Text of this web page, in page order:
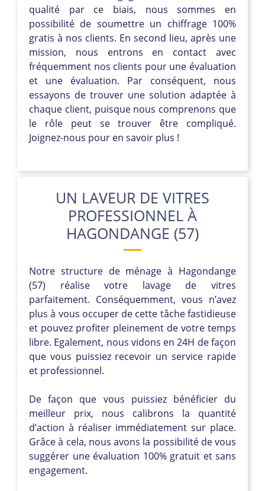
qualité par ce biais, nous sommes en
possibilité de soumettre un chiffrage 100%
gratis à nos clients. En second lieu, après une
mission, nous entrons en contact avec
fréquemment nos clients pour une évaluation
et une évaluation. Par conséquent, nous
essayons de trouver une solution adaptée à
chaque client, puisque nous comprenons que
le rôle peut se trouver être compliqué.
Joignez-nous pour en savoir plus !
UN LAVEUR DE VITRES
PROFESSIONNEL À
HAGONDANGE (57)
Notre structure de ménage à Hagondange
(57) réalise votre lavage de vitres
parfaitement. Conséquemment, vous n’avez
plus à vous occuper de cette tâche fastidieuse
et pouvez profiter pleinement de votre temps
libre. Egalement, nous vidons en 24H de façon
que vous puissiez recevoir un service rapide
et professionnel.
De façon que vous puissiez bénéficier du
meilleur prix, nous calibrons la quantité
d’action à réaliser immédiatement sur place.
Grâce à cela, nous avons la possibilité de vous
suggérer une évaluation 100% gratuit et sans
engagement.